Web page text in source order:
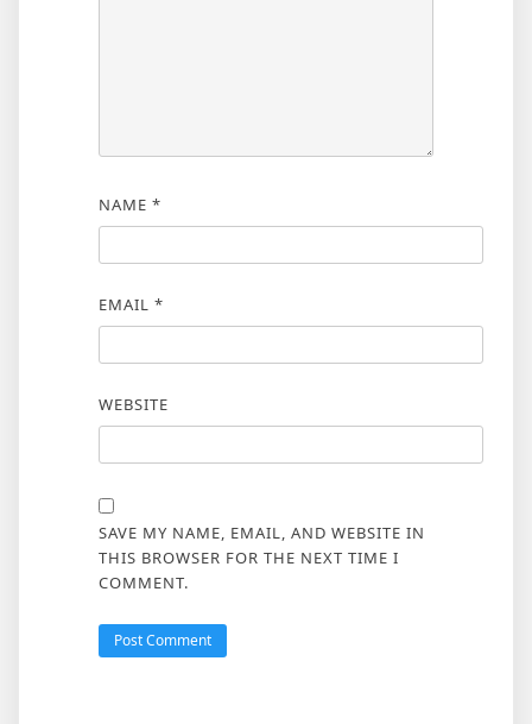
NAME *
EMAIL *
WEBSITE
SAVE MY NAME, EMAIL, AND WEBSITE IN
THIS BROWSER FOR THE NEXT TIME I
COMMENT.